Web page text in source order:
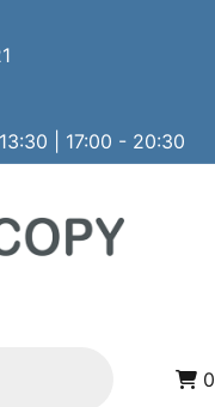
| 17:00 - 20:30
0